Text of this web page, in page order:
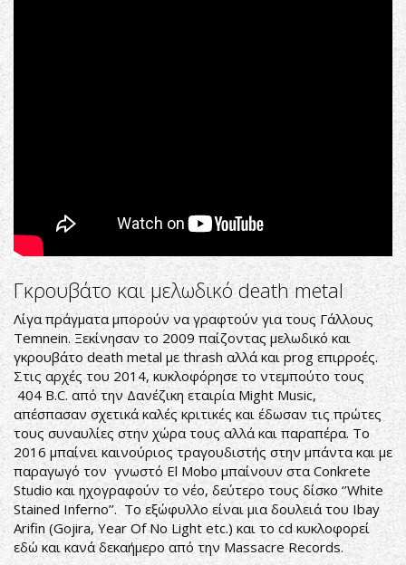
Γκρουβάτο και μελωδικό death metal
Λίγα πράγματα μπορούν να γραφτούν για τους Γάλλους
Temnein. Ξεκίνησαν το 2009 παίζοντας μελωδικό και
γκρουβάτο death metal με thrash αλλά και prog επιρροές.
Στις αρχές του 2014, κυκλοφόρησε το ντεμπούτο τους
404 B.C. από την Δανέζικη εταιρία Might Music,
απέσπασαν σχετικά καλές κριτικές και έδωσαν τις πρώτες
τους συναυλίες στην χώρα τους αλλά και παραπέρα. Το
2016 μπαίνει καινούριος τραγουδιστής στην μπάντα και με
παραγωγό τον γνωστό El Mobo μπαίνουν στα Conkrete
Studio και ηχογραφούν το νέο, δεύτερο τους δίσκο ‘’White
Stained Inferno’’. Το εξώφυλλο είναι μια δουλειά του Ibay
Arifin (Gojira, Year Of No Light etc.) και το cd κυκλοφορεί
εδώ και κανά δεκαήμερο από την Massacre Records.